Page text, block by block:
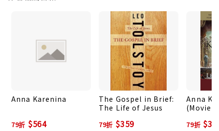
Anna Karenina
79折 $564
The Gospel in Brief:
The Life of Jesus
79折 $359
Anna
(Movie
79折